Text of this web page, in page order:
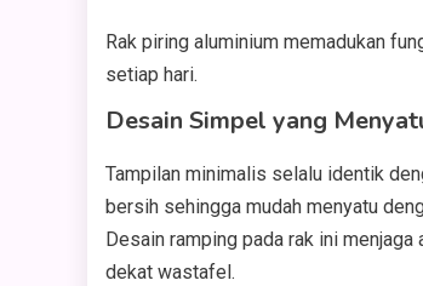
Rak piring aluminium memadukan
setiap hari.
Desain Simpel yang
Tampilan minimalis selalu identik
bersih sehingga mudah menyatu
Desain ramping pada rak ini
dekat wastafel.